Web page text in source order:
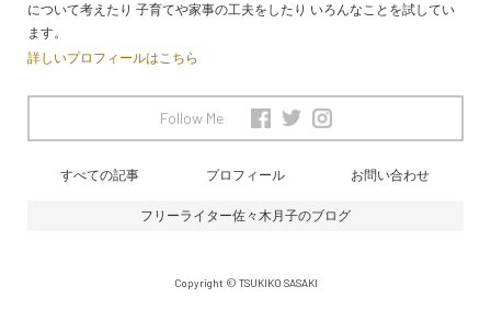
について考えたり 子育てや家事の工夫をしたり いろんなことを試してい
ます。
詳しいプロフィールはこちら
Follow Me
すべての記事 プロフィール お問い合わせ
フリーライター佐々木月子のブログ
Copyright © TSUKIKO SASAKI